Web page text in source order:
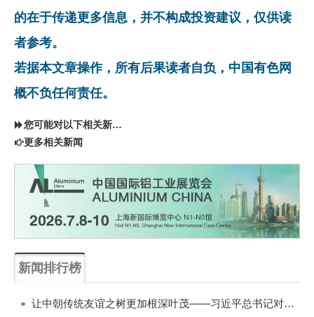
的在于传递更多信息，并不构成投资建议，仅供读
者参考。
若据本文章操作，所有后果读者自负，中国有色网
概不负任何责任。
您可能对以下相关新闻同样感兴趣
更多相关新闻
新闻排行榜
让中朝传统友谊之树更加根深叶茂——习近平总书记对朝鲜进行国事访问纪实